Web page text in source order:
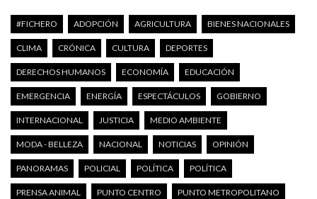
#FICHERO ADOPCIÓN AGRICULTURA BIENES NACIONALES
CLIMA CRÓNICA CULTURA DEPORTES
DERECHOS HUMANOS ECONOMÍA EDUCACIÓN
EMERGENCIA ENERGÍA ESPECTÁCULOS GOBIERNO
INTERNACIONAL JUSTICIA MEDIO AMBIENTE
MODA - BELLEZA NACIONAL NOTICIAS OPINIÓN
PANORAMAS POLICIAL POLÍTICA POLÍTICA
PRENSA ANIMAL PUNTO CENTRO PUNTO METROPOLITANO